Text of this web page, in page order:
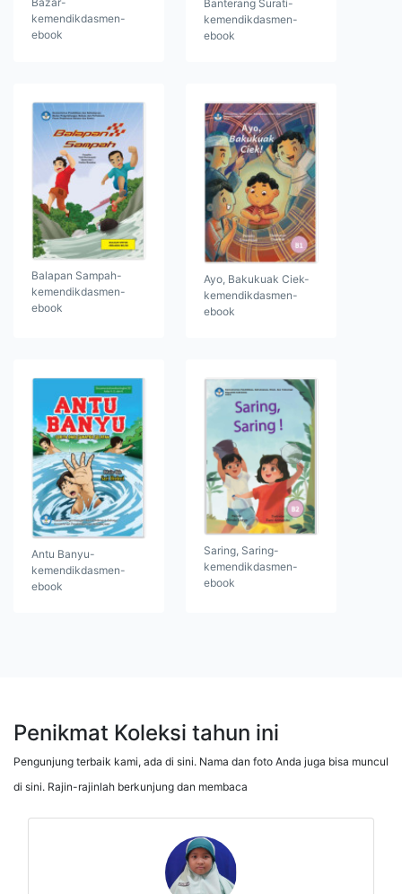
kemendikdasmen-
ebook
Banterang Surati-
kemendikdasmen-
ebook
Balapan Sampah-
kemendikdasmen-
ebook
Ayo, Bakukuak Ciek-
kemendikdasmen-
ebook
Antu Banyu-
kemendikdasmen-
ebook
Saring, Saring-
kemendikdasmen-
ebook
Penikmat Koleksi tahun ini
Pengunjung terbaik kami, ada di sini. Nama dan foto Anda juga bisa muncul
di sini. Rajin-rajinlah berkunjung dan membaca